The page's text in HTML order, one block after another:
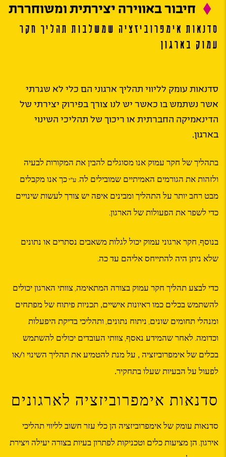
חיבור באווירה יצירתית ומשוחררת
סדנאות אימפרוביזציה שמשלבות תהליך חקר
עמוק בארגון
סדנאות עומק לליווי תהליך ארגוני הם כלי לא שגרתי
אשר נשתמש בו כאשר יש לנו צורך בפירוק יצירתי של
הדינאמיקה החברתית או ריכוך של תהליכי השינוי
בארגון.
בתהליך של חקר עמוק אנו מסוגלים להבין את המקורות לבעיה
ולזהות את הגורמים האמיתיים שמובילים לה. ע”י כך אנו מקבלים
מבט רחב יותר על התהליך ומבינים איפה יש צורך לעשות שינויים
כדי לשפר את הפעולות של הארגון.
בנוסף חקר ארגוני עמוק יכול לגלות משאבים נסתרים או נתונים
שלא ניתן היה להתייחס אליהם עד כה.
כדי לבצע תהליך חקר עמוק בצורה המתאימה צוותי הארגון יכולים
להשתמש בכלים כמו ראיונות אישיים, תכניות פיתוח של מפתחים
ומנהלי תחומים שונים ניתוח נתונים ותהליכי בדיקת היפעלות
וכדומה. לאחר שהמידע נאסף צוותי העובדים יכולים להשתמש
בכלים של אימפרוביזציה , על מנת להטמיע את תהליך השינוי ו/או
לפעול על הבעיות שעלו בתחקיר.
סדנאות אימפרוביזציה לארגונים
סדנאות עומק של אימפרוביזציה הן כלי עזר חשוב לליווי תהליכי
אירגון. הן מציעות כלים וטכניקות לפתרון בעיות בצורה יעילה ויצירת